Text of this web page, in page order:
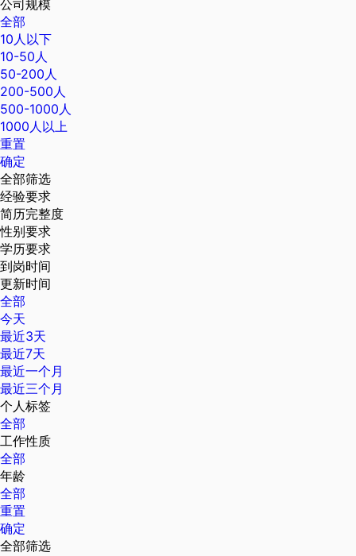
公司规模
全部
10人以下
10-50人
50-200人
200-500人
500-1000人
1000人以上
重置
确定
全部筛选
经验要求
简历完整度
性别要求
学历要求
到岗时间
更新时间
全部
今天
最近3天
最近7天
最近一个月
最近三个月
个人标签
全部
工作性质
全部
年龄
全部
重置
确定
全部筛选